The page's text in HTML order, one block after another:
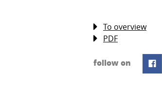
To overview
PDF
follow on